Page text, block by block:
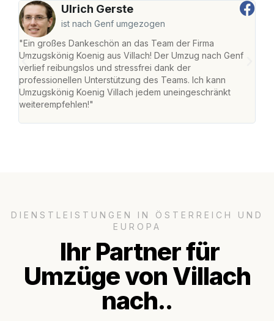
Ulrich Gerste
ist nach Genf umgezogen
"Ein großes Dankeschön an das Team der Firma
Umzugskönig Koenig aus Villach! Der Umzug nach Genf
verlief reibungslos und stressfrei dank der
professionellen Unterstützung des Teams. Ich kann
Umzugskönig Koenig Villach jedem uneingeschränkt
weiterempfehlen!"
DIENSTLEISTUNGEN IN ÖSTERREICH UND
EUROPA
Ihr Partner für
Umzüge von Villach
nach..